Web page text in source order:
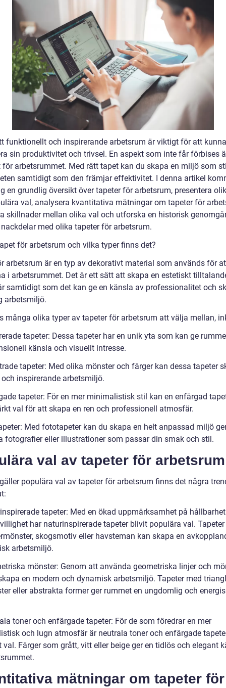
funktionellt och inspirerande arbetsrum är viktigt för att kunna
sin produktivitet och trivsel. En aspekt som inte får förbises
för arbetsrummet. Med rätt tapet kan du skapa en miljö som
samtidigt som den främjar effektivitet. I denna artikel
en grundlig översikt över tapeter för arbetsrum, presentera
val, analysera kvantitativa mätningar om tapeter för
skillnader mellan olika val och utforska en historisk
med olika tapeter för arbetsrum.
för arbetsrum och vilka typer finns det?
arbetsrum är en typ av dekorativt material som används för
i arbetsrummet. Det är ett sätt att skapa en estetiskt
samtidigt som det kan ge en känsla av professionalitet och
arbetsmiljö.
många olika typer av tapeter för arbetsrum att välja mellan,
tapeter: Dessa tapeter har en unik yta som kan ge
känsla och visuellt intresse.
tapeter: Med olika mönster och färger kan dessa tapeter
inspirerande arbetsmiljö.
tapeter: För en mer minimalistisk stil kan en enfärgad
val för att skapa en ren och professionell atmosfär.
Med fototapeter kan du skapa en helt anpassad miljö
fotografier eller illustrationer som passar din smak och stil.
val av tapeter för arbetsrum
populära val av tapeter för arbetsrum finns det några
tapeter: Med en ökad uppmärksamhet på
har naturinspirerade tapeter blivit populära val.
skogsmotiv eller havsteman kan skapa en
arbetsmiljö.
mönster: Genom att använda geometriska linjer och
en modern och dynamisk arbetsmiljö. Tapeter med
eller abstrakta former ger rummet en ungdomlig och
toner och enfärgade tapeter: För de som föredrar en mer
och lugn atmosfär är neutrala toner och enfärgade
val. Färger som grått, vitt eller beige ger en tidlös och elegant
mätningar om tapeter för